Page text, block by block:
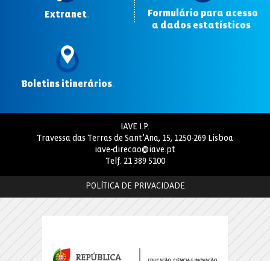
Extranet.
Formulário para acesso
a dados estatísticos
Boletins itinerários.
IAVE I.P.
Travessa das Terras de Sant’Ana, 15, 1250-269 Lisboa
iave-direcao@iave.pt
Telf. 21 389 5100
POLÍTICA DE PRIVACIDADE